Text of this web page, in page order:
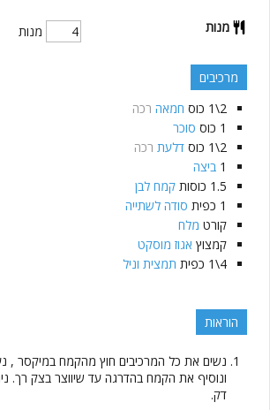
מנות מנות
מרכיבים
2\1
כוס חמאה רכה
1 כוס סוכר
2\1
כוס דלעת רכה
1 ביצה
1.5 כוסות קמח לבן
1 כפית סודה לשתייה
קורט מלח
קמצוץ אגוז מוסקט
4\1
כפית תמצית וניל
הוראות
נשים את כל המרכיבים חוץ מהקמח במיקסר ,
דק.